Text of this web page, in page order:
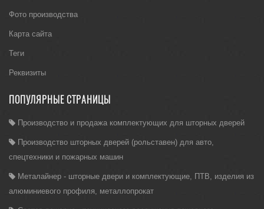
Фото производства
Карта сайта
Теги
Реквизиты
ПОПУЛЯРНЫЕ СТРАНИЦЫ
Производство и продажа комплектующих для шторных дверей
Производство шторных дверей (рольставен) для авто,
спецтехники и пожарных машин
Металайнер - шторные двери и комплектующие, ПТВ, изделия из
алюминиевого профиля, металлопрокат